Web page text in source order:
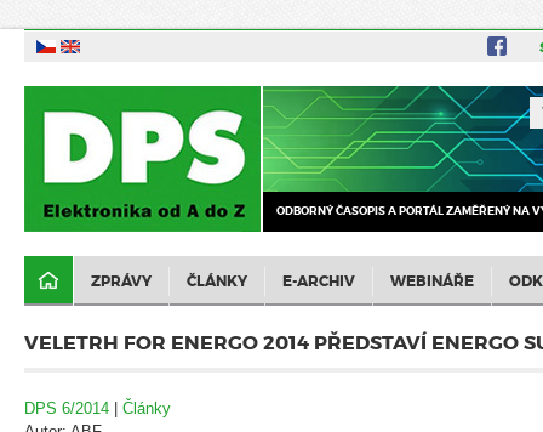
ODBORNÝ ČASOPIS A PORTÁL ZAMĚŘENÝ NA
ZPRÁVY ČLÁNKY E-ARCHIV WEBINÁŘE
VELETRH FOR ENERGO 2014 PŘEDSTAVÍ ENERGO
DPS 6/2014 | Články